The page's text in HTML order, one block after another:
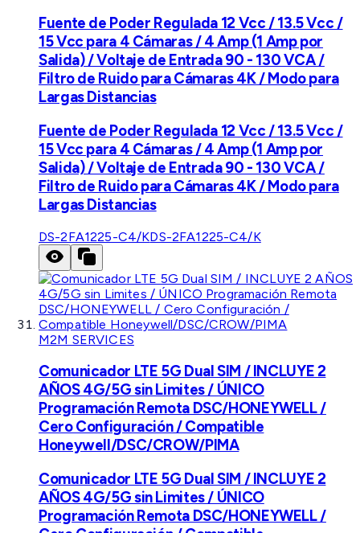
Fuente de Poder Regulada 12 Vcc / 13.5 Vcc /
15 Vcc para 4 Cámaras / 4 Amp (1 Amp por
Salida) / Voltaje de Entrada 90 - 130 VCA /
Filtro de Ruido para Cámaras 4K / Modo para
Largas Distancias
Fuente de Poder Regulada 12 Vcc / 13.5 Vcc /
15 Vcc para 4 Cámaras / 4 Amp (1 Amp por
Salida) / Voltaje de Entrada 90 - 130 VCA /
Filtro de Ruido para Cámaras 4K / Modo para
Largas Distancias
DS-2FA1225-C4/KDS-2FA1225-C4/K
M2M SERVICES
Comunicador LTE 5G Dual SIM / INCLUYE 2
AÑOS 4G/5G sin Limites / ÚNICO
Programación Remota DSC/HONEYWELL /
Cero Configuración / Compatible
Honeywell/DSC/CROW/PIMA
Comunicador LTE 5G Dual SIM / INCLUYE 2
AÑOS 4G/5G sin Limites / ÚNICO
Programación Remota DSC/HONEYWELL /